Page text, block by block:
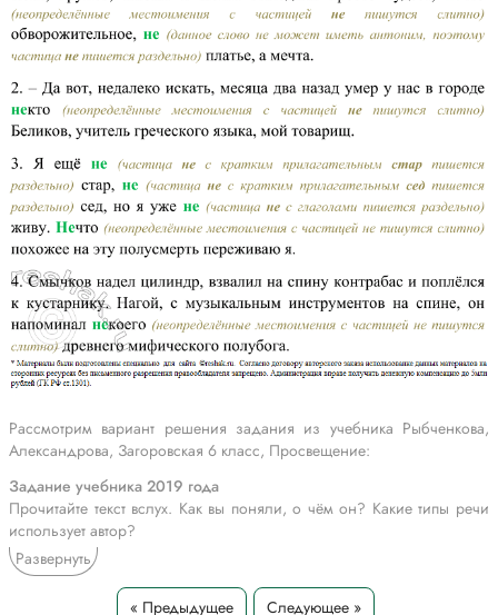
Рассмотрим вариант решения задания из учебника Рыбченкова,
Александрова, Загоровская 6 класс, Просвещение:
Задание учебника 2019 года
Прочитайте текст вслух. Как вы поняли, о чём он? Какие типы речи
использует автор?
Берлинская операция закончилась блестящей победой. В ходе её
советские войска разгромили 70 пехотных дивизий и 23 танковые и
моторизованные дивизии. Бои продолжались 13—17 суток, темп
Развернуть
« Предыдущее Следующее »